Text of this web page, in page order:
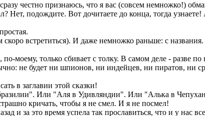
честно признаюсь, что я вас (совсем немножко!)
подождите. Вот дочитаете до конца, тогда узнаете!
встретиться). И даже немножко раньше: с названия.
моему, только сбивает с толку. В самом деле - разве
не будет ни шпионов, ни индейцев, ни пиратов, ни
в заглавии этой сказки!
Или "Аля в Удивляндии". Или "Алька в
кричать, чтобы я не смел. И я не посмел!
и за это время успела так прославиться, что и у нас